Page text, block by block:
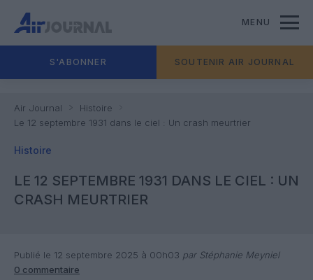
MENU
S'ABONNER SOUTENIR AIR JOURNAL
Air Journal
Histoire
Le 12 septembre 1931 dans le ciel : Un crash meurtrier
Histoire
LE 12 SEPTEMBRE 1931 DANS LE CIEL : UN
CRASH MEURTRIER
Publié le 12 septembre 2025 à 00h03 par Stéphanie Meyniel
0 commentaire